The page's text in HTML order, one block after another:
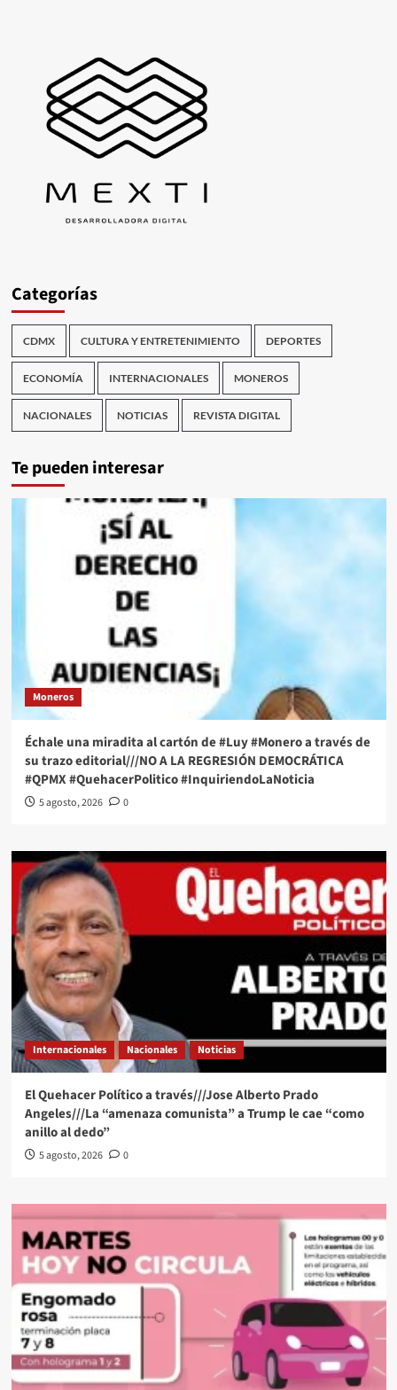
Categorías
CDMX CULTURA Y ENTRETENIMIENTO DEPORTES
ECONOMÍA INTERNACIONALES MONEROS
NACIONALES NOTICIAS REVISTA DIGITAL
Te pueden interesar
Moneros
Échale una miradita al cartón de #Luy #Monero a través de
su trazo editorial///NO A LA REGRESIÓN DEMOCRÁTICA
#QPMX #QuehacerPolitico #InquiriendoLaNoticia
5 agosto, 2026 0
Internacionales Nacionales Noticias
El Quehacer Político a través///Jose Alberto Prado
Angeles///La “amenaza comunista” a Trump le cae “como
anillo al dedo”
5 agosto, 2026 0